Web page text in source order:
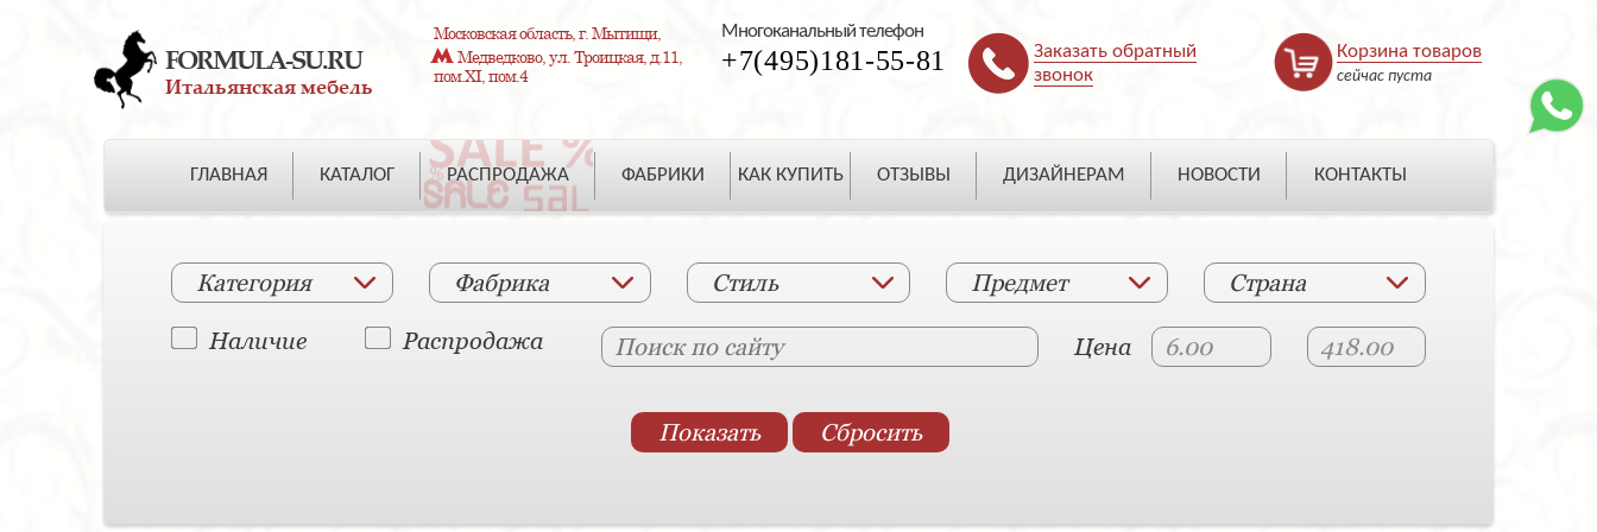
FORMULA-SU.RU
Итальянская мебель
Московская область, г. Мытищи,
Медведково, ул. Троицкая, д.11,
пом.XI, пом.4
Многоканальный телефон
+7(495)181-55-81
Заказать обратный
звонок
Корзина товаров
сейчас пуста
ГЛАВНАЯ КАТАЛОГ РАСПРОДАЖА ФАБРИКИ КАК КУПИТЬ ОТЗЫВЫ ДИЗАЙНЕРАМ НОВОСТИ КОНТАКТЫ
Категория Фабрика Стиль Предмет Страна
Наличие Распродажа Цена